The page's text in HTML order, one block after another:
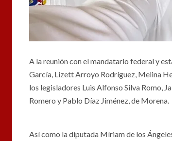
A la reunión con el mandatario federal y
García, Lizett Arroyo Rodríguez, Melina
los legisladores Luis Alfonso Silva Romo,
Romero y Pablo Díaz Jiménez, de Morena.
Así como la diputada Míriam de los